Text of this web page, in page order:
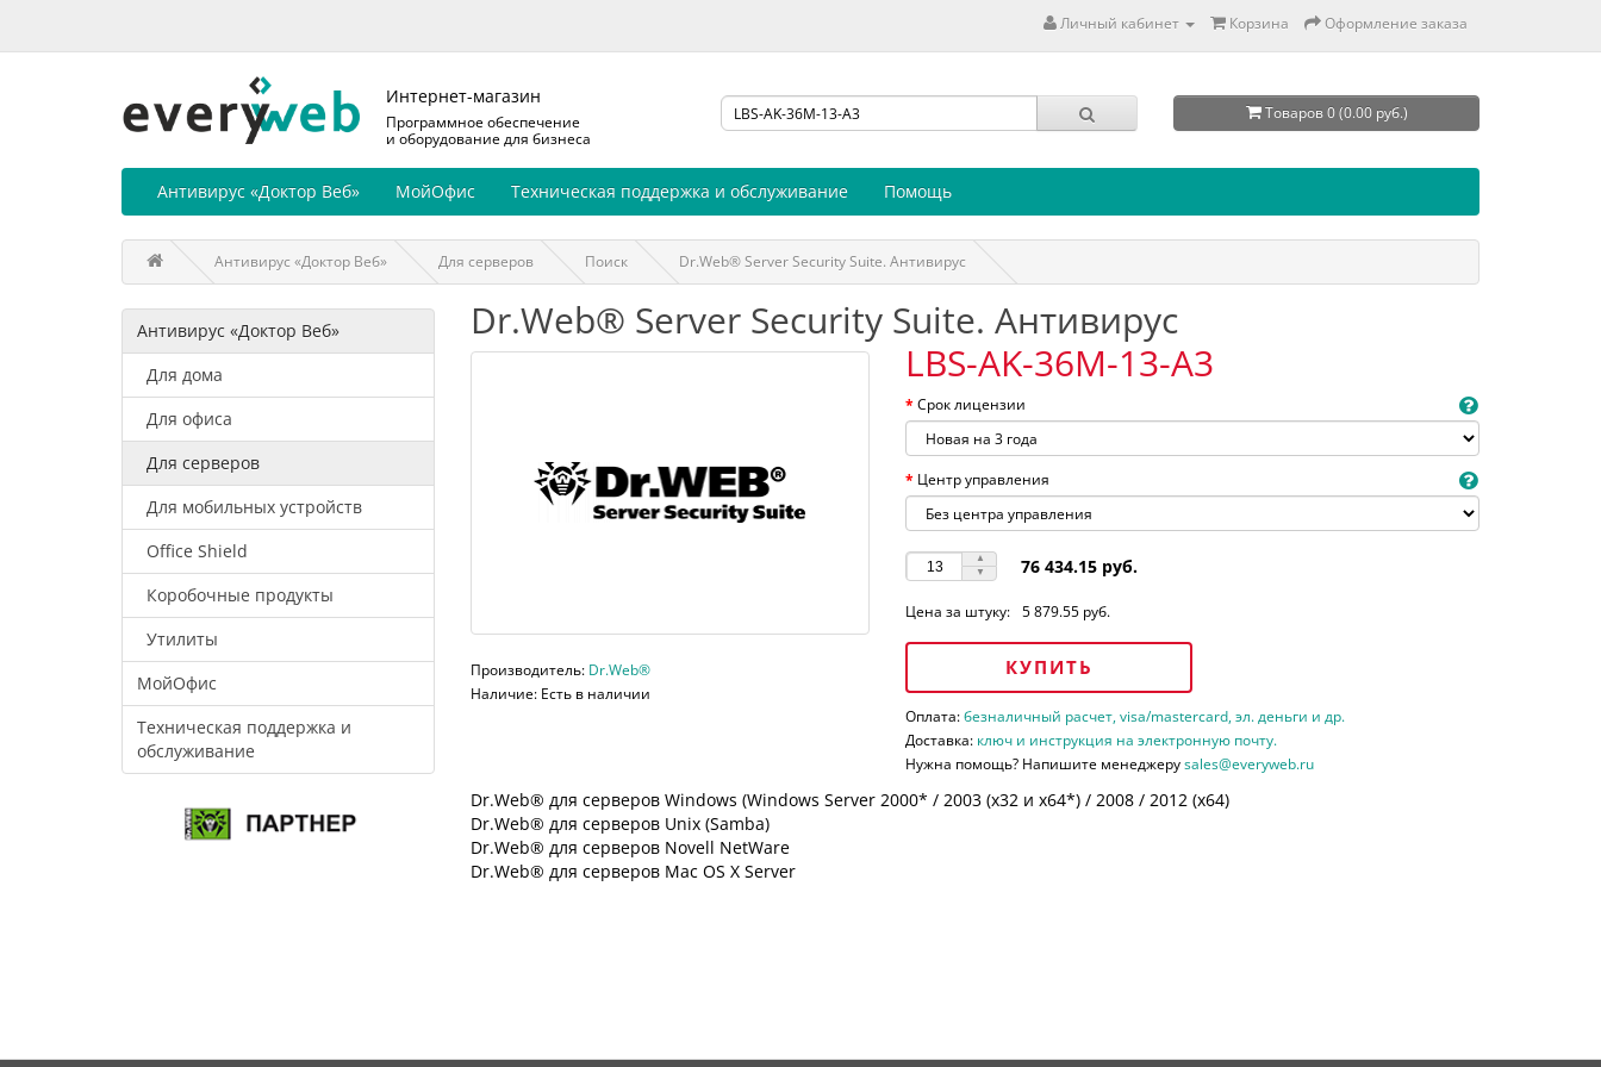
Личный кабинет Корзина Оформление заказа
Интернет-магазин
Программное обеспечение
и оборудование для бизнеса
Товаров 0 (0.00 руб.)
Антивирус «Доктор Веб» МойОфис Техническая поддержка и обслуживание Помощь
Антивирус «Доктор Веб» Для серверов Поиск Dr.Web® Server Security Suite. Антивирус
Антивирус «Доктор Веб»
Для дома
Для офиса
Для серверов
Для мобильных устройств
Office Shield
Коробочные продукты
Утилиты
МойОфис
Техническая поддержка и
обслуживание
Dr.Web® Server Security Suite. Антивирус
Производитель: Dr.Web®
Наличие: Есть в наличии
LBS-AK-36M-13-A3
Срок лицензии
Центр управления
76 434.15 руб.
Цена за штуку: 5 879.55 руб.
КУПИТЬ
Оплата:безналичный расчет, visa/mastercard, эл. деньги и др.
Доставка: ключ и инструкция на электронную почту.
Нужна помощь? Напишите менеджеруsales@everyweb.ru
Dr.Web® для серверов Windows (Windows Server 2000* / 2003 (х32 и х64*) / 2008 / 2012 (х64)
Dr.Web® для серверов Unix (Samba)
Dr.Web® для серверов Novell NetWare
Dr.Web® для серверов Mac OS X Server